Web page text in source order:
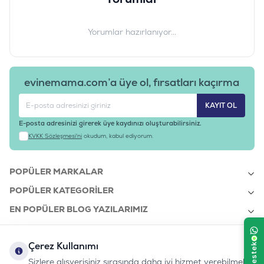
Orta Irk / Medium
Barkod
:
8595602559015
Tedarikçi Ürün Kodu
: B72216
Yorumlar hazırlanıyor...
evinemama.com’a üye ol, fırsatları kaçırma
KAYIT OL
E-posta adresinizi girerek üye kaydınızı oluşturabilirsiniz.
KVKK Sözleşmesi'ni okudum, kabul ediyorum.
POPÜLER MARKALAR
POPÜLER KATEGORILER
EN POPÜLER BLOG YAZILARIMIZ
KURUMSAL
Çerez Kullanımı
Sizlere alışverişiniz sırasında daha iyi hizmet verebilmek